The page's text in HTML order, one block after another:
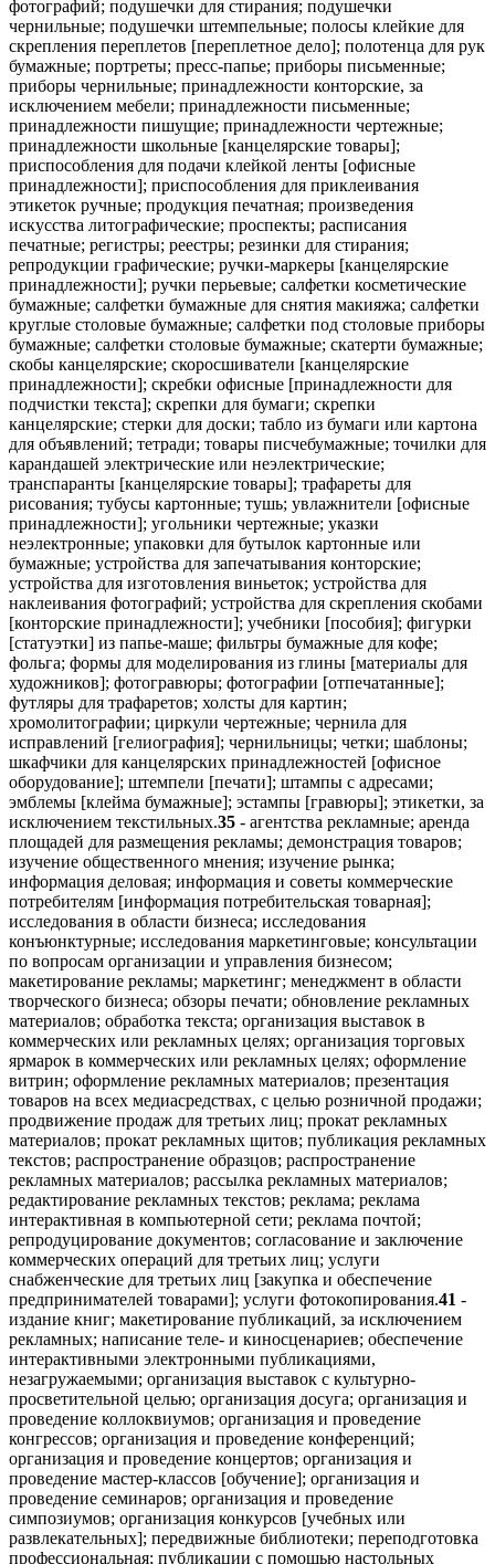
фотографий; подушечки для стирания; подушечки
чернильные; подушечки штемпельные; полосы клейкие для
скрепления переплетов [переплетное дело]; полотенца для рук
бумажные; портреты; пресс-папье; приборы письменные;
приборы чернильные; принадлежности конторские, за
исключением мебели; принадлежности письменные;
принадлежности пишущие; принадлежности чертежные;
принадлежности школьные [канцелярские товары];
приспособления для подачи клейкой ленты [офисные
принадлежности]; приспособления для приклеивания
этикеток ручные; продукция печатная; произведения
искусства литографические; проспекты; расписания
печатные; регистры; реестры; резинки для стирания;
репродукции графические; ручки-маркеры [канцелярские
принадлежности]; ручки перьевые; салфетки косметические
бумажные; салфетки бумажные для снятия макияжа; салфетки
круглые столовые бумажные; салфетки под столовые приборы
бумажные; салфетки столовые бумажные; скатерти бумажные;
скобы канцелярские; скоросшиватели [канцелярские
принадлежности]; скребки офисные [принадлежности для
подчистки текста]; скрепки для бумаги; скрепки
канцелярские; стерки для доски; табло из бумаги или картона
для объявлений; тетради; товары писчебумажные; точилки для
карандашей электрические или неэлектрические;
транспаранты [канцелярские товары]; трафареты для
рисования; тубусы картонные; тушь; увлажнители [офисные
принадлежности]; угольники чертежные; указки
неэлектронные; упаковки для бутылок картонные или
бумажные; устройства для запечатывания конторские;
устройства для изготовления виньеток; устройства для
наклеивания фотографий; устройства для скрепления скобами
[конторские принадлежности]; учебники [пособия]; фигурки
[статуэтки] из папье-маше; фильтры бумажные для кофе;
фольга; формы для моделирования из глины [материалы для
художников]; фотогравюры; фотографии [отпечатанные];
футляры для трафаретов; холсты для картин;
хромолитографии; циркули чертежные; чернила для
исправлений [гелиография]; чернильницы; четки; шаблоны;
шкафчики для канцелярских принадлежностей [офисное
оборудование]; штемпели [печати]; штампы с адресами;
эмблемы [клейма бумажные]; эстампы [гравюры]; этикетки, за
исключением текстильных.35 - агентства рекламные; аренда
площадей для размещения рекламы; демонстрация товаров;
изучение общественного мнения; изучение рынка;
информация деловая; информация и советы коммерческие
потребителям [информация потребительская товарная];
исследования в области бизнеса; исследования
конъюнктурные; исследования маркетинговые; консультации
по вопросам организации и управления бизнесом;
макетирование рекламы; маркетинг; менеджмент в области
творческого бизнеса; обзоры печати; обновление рекламных
материалов; обработка текста; организация выставок в
коммерческих или рекламных целях; организация торговых
ярмарок в коммерческих или рекламных целях; оформление
витрин; оформление рекламных материалов; презентация
товаров на всех медиасредствах, с целью розничной продажи;
продвижение продаж для третьих лиц; прокат рекламных
материалов; прокат рекламных щитов; публикация рекламных
текстов; распространение образцов; распространение
рекламных материалов; рассылка рекламных материалов;
редактирование рекламных текстов; реклама; реклама
интерактивная в компьютерной сети; реклама почтой;
репродуцирование документов; согласование и заключение
коммерческих операций для третьих лиц; услуги
снабженческие для третьих лиц [закупка и обеспечение
предпринимателей товарами]; услуги фотокопирования.41 -
издание книг; макетирование публикаций, за исключением
рекламных; написание теле- и киносценариев; обеспечение
интерактивными электронными публикациями,
незагружаемыми; организация выставок с культурно-
просветительной целью; организация досуга; организация и
проведение коллоквиумов; организация и проведение
конгрессов; организация и проведение конференций;
организация и проведение концертов; организация и
проведение мастер-классов [обучение]; организация и
проведение семинаров; организация и проведение
симпозиумов; организация конкурсов [учебных или
развлекательных]; передвижные библиотеки; переподготовка
профессиональная; публикации с помощью настольных